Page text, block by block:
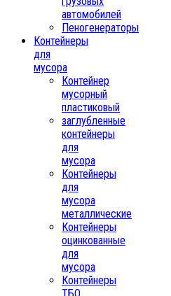
автомобилей
Пеногенераторы
Контейнеры
для
мусора
Контейнер
мусорный
пластиковый
заглубленные
контейнеры
для
мусора
Контейнеры
для
мусора
металлические
Контейнеры
оцинкованные
для
мусора
Контейнеры